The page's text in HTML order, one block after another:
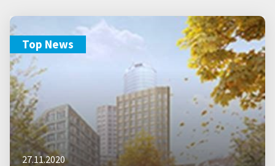
Top News
27.11.2020